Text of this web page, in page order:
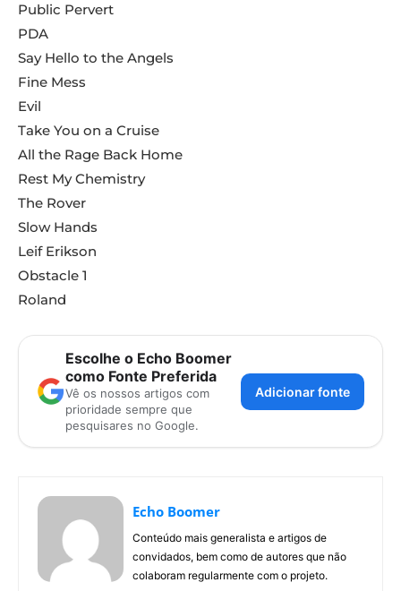
Public Pervert
PDA
Say Hello to the Angels
Fine Mess
Evil
Take You on a Cruise
All the Rage Back Home
Rest My Chemistry
The Rover
Slow Hands
Leif Erikson
Obstacle 1
Roland
Escolhe o Echo Boomer
como Fonte Preferida
Vê os nossos artigos com
prioridade sempre que
pesquisares no Google.
Adicionar fonte
Echo Boomer
Conteúdo mais generalista e artigos de
convidados, bem como de autores que não
colaboram regularmente com o projeto.